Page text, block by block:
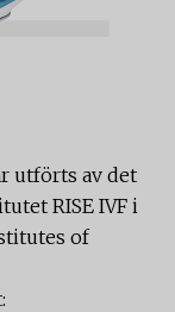
utförts av det
RISE IVF i
of